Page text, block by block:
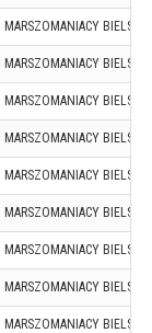
MARSZOMANIACY BIELSK
MARSZOMANIACY BIELSK
MARSZOMANIACY BIELSK
MARSZOMANIACY BIELSK
MARSZOMANIACY BIELSK
MARSZOMANIACY BIELSK
MARSZOMANIACY BIELSK
MARSZOMANIACY BIELSK
MARSZOMANIACY BIELSK